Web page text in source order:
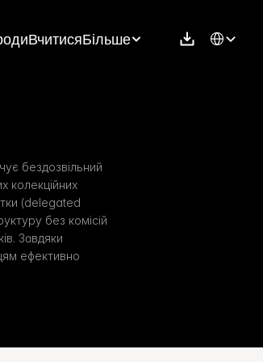
ВчитисяБільше Select
бездозвільний
колекційних
(delegated
без комісій
Завдяки
ефективно